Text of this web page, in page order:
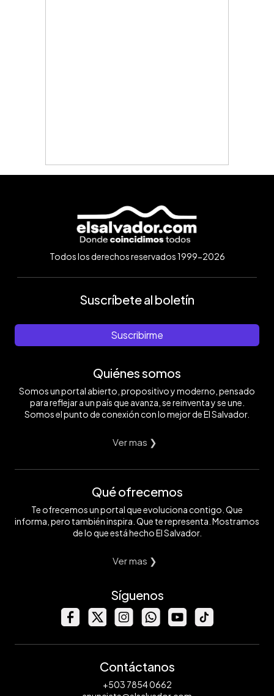
Todos los derechos reservados 1999-2026
Suscríbete al boletín
Suscribirme
Quiénes somos
Somos un portal abierto, propositivo y moderno, pensado
para reflejar a un país que avanza, se reinventa y se une.
Somos el punto de conexión con lo mejor de El Salvador.
Ver mas ❯
Qué ofrecemos
Te ofrecemos un portal que evoluciona contigo. Que
informa, pero también inspira. Que te representa. Mostramos
de lo que está hecho El Salvador.
Ver mas ❯
Síguenos
Contáctanos
+503 7854 0662